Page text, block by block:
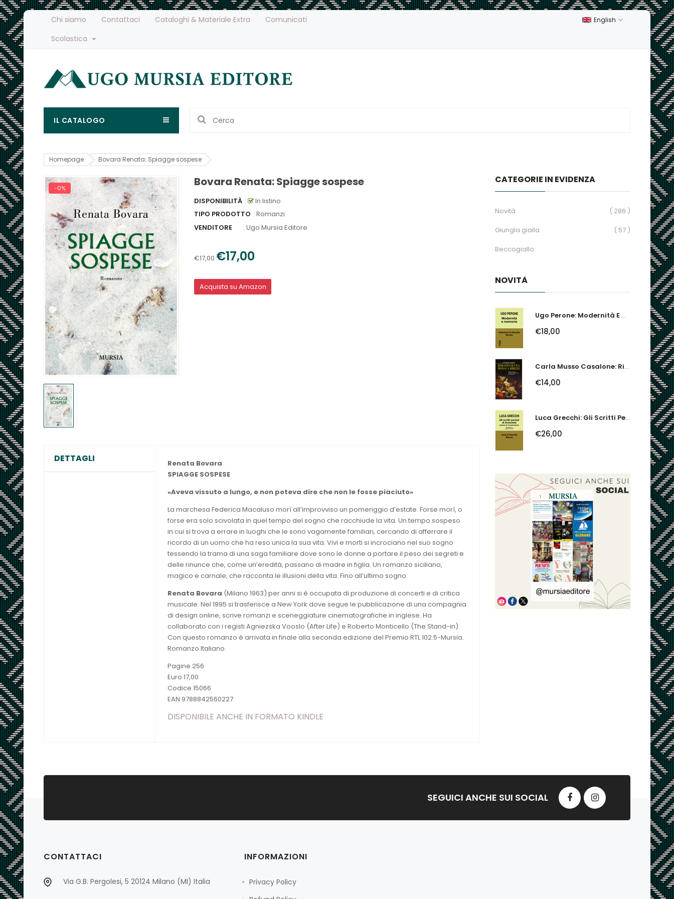
Chi siamo Contattaci Cataloghi & Materiale Extra
Comunicati
Scolastica
English
IL CATALOGO
Homepage Bovara Renata: Spiagge sospese
-0% Bovara Renata: Spiagge sospese
DISPONIBILITÀ :
In listino
TIPO PRODOTTO : Romanzi
VENDITORE
: Ugo Mursia Editore
€17,00 €17,00
Acquista su Amazon
DETTAGLI
Renata Bovara
SPIAGGE SOSPESE
«Aveva vissuto a lungo, e non poteva dire che non le fosse piaciuto»
La marchesa Federica Macaluso morì all’improvviso un pomeriggio d’estate. Forse morì, o
forse era solo scivolata in quel tempo del sogno che racchiude la vita. Un tempo sospeso
in cui si trova a errare in luoghi che le sono vagamente familiari, cercando di afferrare il
ricordo di un uomo che ha reso unica la sua vita. Vivi e morti si incrociano nel suo sogno
tessendo la trama di una saga familiare dove sono le donne a portare il peso dei segreti e
delle rinunce che, come un’eredità, passano di madre in figlia. Un romanzo siciliano,
magico e carnale, che racconta le illusioni della vita. Fino all’ultimo sogno.
Renata Bovara (Milano 1963) per anni si è occupata di produzione di concerti e di critica
musicale. Nel 1995 si trasferisce a New York dove segue le pubblicazione di una compagnia
di design online, scrive romanzi e sceneggiature cinematografiche in inglese. Ha
collaborato con i registi Agniezska Vooslo (After.Life) e Roberto Monticello (The Stand-in).
Con questo romanzo è arrivata in finale alla seconda edizione del Premio RTL 102.5-Mursia.
Romanzo Italiano.
Pagine 256
Euro 17,00
Codice 15066
EAN 9788842560227
DISPONIBILE ANCHE IN FORMATO KINDLE
CATEGORIE IN EVIDENZA
Novità
( 286 )
Giungla gialla
( 57 )
Beccogiallo
NOVITÀ
Ugo Perone: Modernità E Memoria
€18,00
Carla Musso Casalone: Ritratto Di Una Monaca Ribelle. Brigida Franzone,...
€14,00
Luca Grecchi: Gli Scritti Perduti Di Aristotele. Ipotesi Di Ricostruzione
€26,00
SEGUICI ANCHE SUI SOCIAL
CONTATTACI
Via G.B. Pergolesi, 5 20124 Milano (MI) Italia
INFORMAZIONI
Privacy Policy